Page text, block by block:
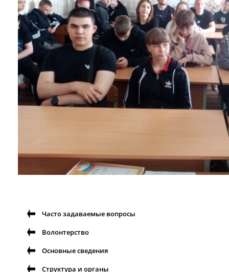
Часто задаваемые вопросы
Волонтерство
Основные сведения
Структура и органы